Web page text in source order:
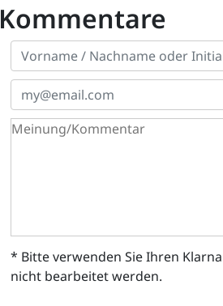
Kommentare
* Bitte verwenden Sie Ihren
nicht bearbeitet werden.